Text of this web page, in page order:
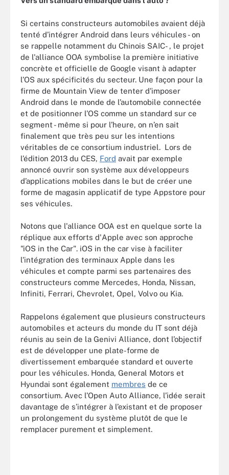
Si certains constructeurs automobiles avaient déjà
tenté d’intégrer Android dans leurs véhicules - on
se rappelle notamment du Chinois SAIC- , le projet
de l'alliance OOA symbolise la première initiative
concrète et officielle de Google visant à adapter
l’OS aux spécificités du secteur. Une façon pour la
firme de Mountain View de tenter d'imposer
Android dans le monde de l’automobile connectée
et de positionner l’OS comme un standard sur ce
segment - même si pour l’heure, on n’en sait
finalement que très peu sur les intentions
véritables de ce consortium industriel. Lors de
l’édition 2013 du CES, Ford avait par exemple
annoncé ouvrir son système aux développeurs
d’applications mobiles dans le but de créer une
forme de magasin applicatif de type Appstore pour
ses véhicules.
Notons que l'alliance OOA est en quelque sorte la
réplique aux efforts d'Apple avec son approche
"iOS in the Car". iOS in the car vise à faciliter
l'intégration des terminaux Apple dans les
véhicules et compte parmi ses partenaires des
constructeurs comme Mercedes, Honda, Nissan,
Infiniti, Ferrari, Chevrolet, Opel, Volvo ou Kia.
Rappelons également que plusieurs constructeurs
automobiles et acteurs du monde du IT sont déjà
réunis au sein de la Genivi Alliance, dont l’objectif
est de développer une plate-forme de
divertissement embarquée standard et ouverte
pour les véhicules. Honda, General Motors et
Hyundai sont également membres de ce
consortium. Avec l’Open Auto Alliance, l’idée serait
davantage de s’intégrer à l’existant et de proposer
un prolongement du système plutôt de que le
remplacer purement et simplement.